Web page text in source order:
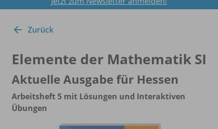
Zurück
Elemente der Mathematik SI
Aktuelle Ausgabe für Hessen
Arbeitsheft 5 mit Lösungen und Interaktiven
Übungen